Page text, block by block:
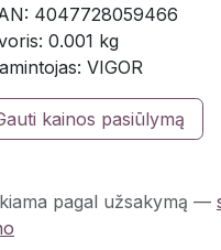
4047728059466
0.001 kg
VIGOR
kainos pasiūlymą
pagal užsakymą —